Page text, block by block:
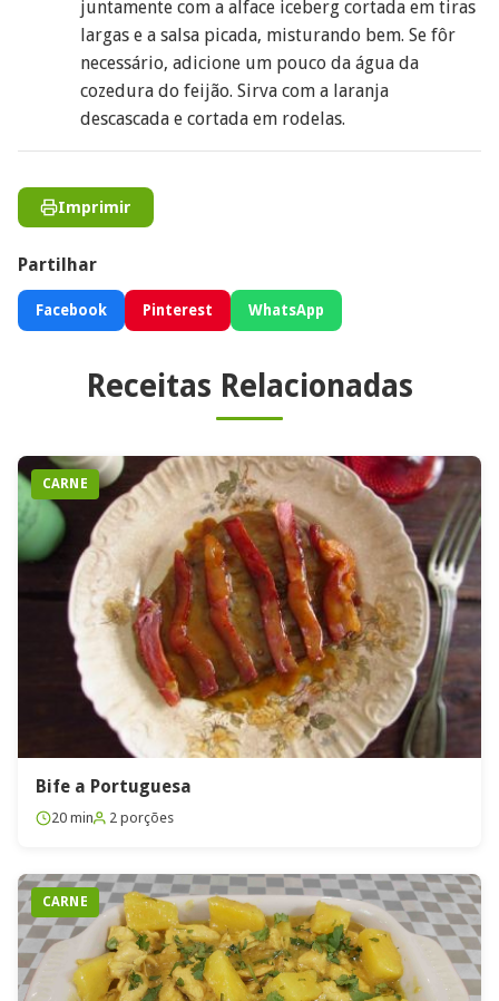
juntamente com a alface iceberg cortada em tiras
largas e a salsa picada, misturando bem. Se fôr
necessário, adicione um pouco da água da
cozedura do feijão. Sirva com a laranja
descascada e cortada em rodelas.
Imprimir
Partilhar
Facebook Pinterest WhatsApp
Receitas Relacionadas
CARNE
Bife a Portuguesa
20 min 2 porções
CARNE